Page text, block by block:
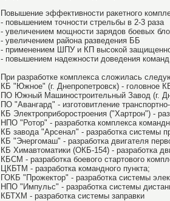
Повышение эффективности ракетного
- повышением точности стрельбы в 2-3 раза
- увеличением мощности зарядов боевых
- увеличением района разведения ББ
- применением ШПУ и КП высокой
- повышением надежности доведения
При разработке комплекса сложилась
КБ "Южное" (г. Днепропетровск) - головное
ПО Южный Машиностроительный Завод (г.
ПО "Авангард" - изготовитление
КБ Электроприборостроения ("Хартрон") -
НПО "Ротор" - разработка комплекса
КБ завода "Арсенал" - разработка системы
КБ "Энергомаш" - разработка двигателя
КБ Химавтоматики (ОКБ-154) - разработка
КБСМ - разработка боевого стартового
ЦКБТМ - разработка командного пункта;
ГОКБ "Прожектор" - разработка системы
НПО "Импульс" - разработка системы
КБТХМ - разработка системы заправки